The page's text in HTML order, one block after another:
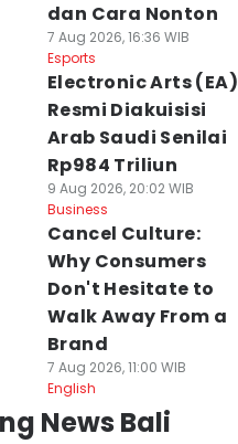
dan Cara Nonton
7 Aug 2026, 16:36 WIB
Esports
Electronic Arts (EA)
Resmi Diakuisisi
Arab Saudi Senilai
Rp984 Triliun
9 Aug 2026, 20:02 WIB
Business
Cancel Culture:
Why Consumers
Don't Hesitate to
Walk Away From a
Brand
7 Aug 2026, 11:00 WIB
English
News Bali